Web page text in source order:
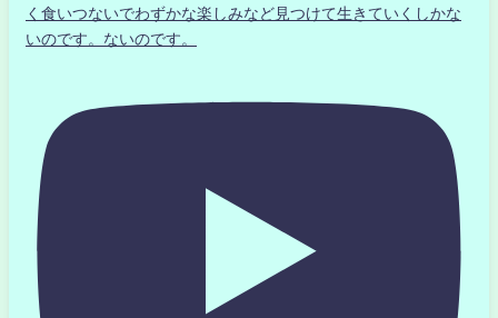
く食いつないでわずかな楽しみなど見つけて生きていくしかな
いのです。ないのです。